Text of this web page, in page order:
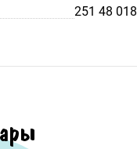
251 48 018